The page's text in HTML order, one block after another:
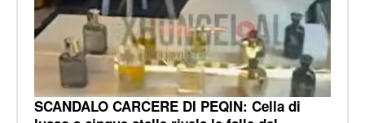
SCANDALO CARCERE DI PEQIN: Cella di